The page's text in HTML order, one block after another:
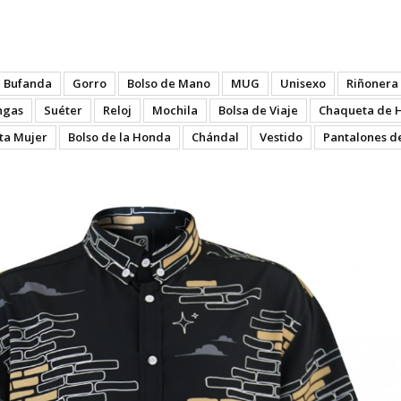
Bufanda Gorro Bolso de Mano MUG Unisexo
Riñonera
Suéter Reloj Mochila Bolsa de Viaje
Chaqueta de
Mujer
Bolso de la Honda Chándal Vestido Pantalones